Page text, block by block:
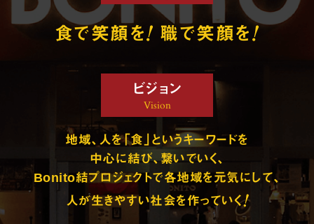
食で笑顔を! 職で笑顔を!
ビジョン
Vision
地域、人を「食」というキーワードを
中心に結び、繋いでいく、
Bonito結プロジェクトで各地域を元気にして、
人が生きやすい社会を作っていく!